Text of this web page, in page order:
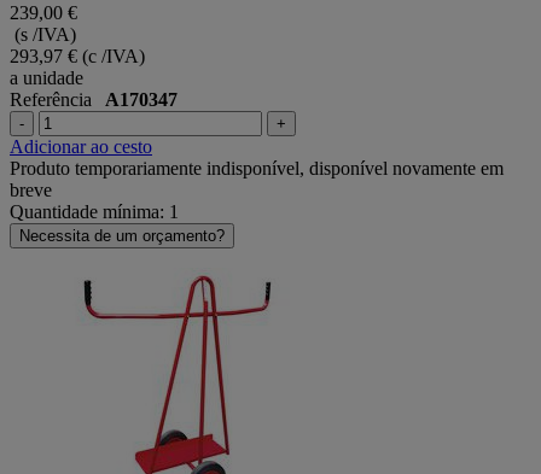
239,00 €
(s /IVA)
293,97 € (c /IVA)
a unidade
Referência A170347
- +
Adicionar ao cesto
Produto temporariamente indisponível, disponível novamente em
breve
Quantidade mínima: 1
Necessita de um orçamento?